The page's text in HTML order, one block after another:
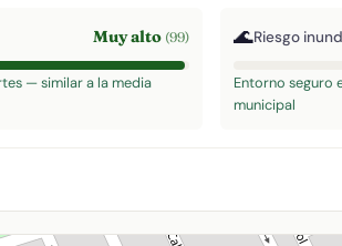
Muy alto (99)
— similar a la media
🌊Riesgo
Entorno seguro
municipal